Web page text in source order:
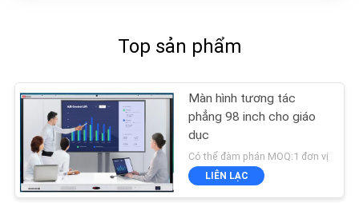
Top sản phẩm
Màn hình tương tác
phẳng 98 inch cho giáo
dục
Có thể đàm phán MOQ:1 đơn vị
LIÊN LẠC